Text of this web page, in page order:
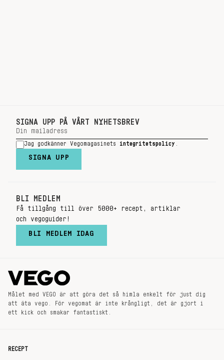
SIGNA UPP PÅ VÅRT NYHETSBREV
Jag godkänner Vegomagasinets integritetspolicy
SIGNA UPP
BLI MEDLEM
Få tillgång till över 5000+ recept, artiklar
och vegoguider!
BLI MEDLEM IDAG
Målet med VEGO är att göra det så himla enkelt för just dig
att äta vego. För vegomat är inte krångligt, det är gjort i
ett kick och smakar fantastiskt.
RECEPT